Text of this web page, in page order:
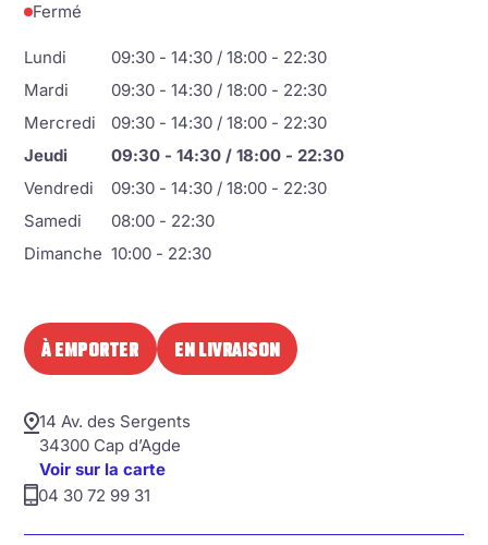
À EMPORTER EN LIVRAISON
Fermé
Lundi
09:30 - 14:30 / 18:00 - 22:30
Mardi
09:30 - 14:30 / 18:00 - 22:30
Mercredi
09:30 - 14:30 / 18:00 - 22:30
Jeudi
09:30 - 14:30 / 18:00 - 22:30
Vendredi
09:30 - 14:30 / 18:00 - 22:30
Samedi
08:00 - 22:30
Dimanche 10:00 - 22:30
14 Av. des Sergents
34300 Cap d’Agde
Voir sur la carte
04 30 72 99 31